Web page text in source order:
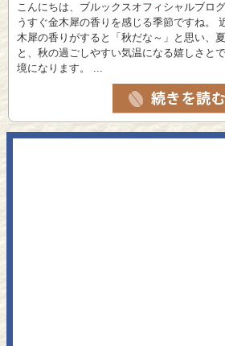
こんにちは、ブルックスオフィシャルブロ
うすぐ金木犀の香りを感じる季節ですね。
木犀の香りがすると「秋だな～」と思い、
と、秋の過ごしやすい気温になる嬉しさと
境になります。 ...